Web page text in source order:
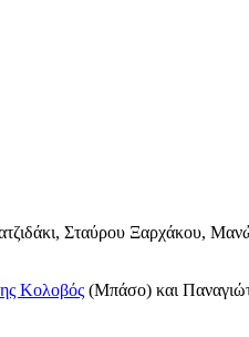
Σταύρου Ξαρχάκου,
Κολοβός (Μπάσο) και